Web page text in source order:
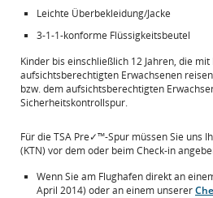
Leichte Überbekleidung/Jacke
3-1-1-konforme Flüssigkeitsbeutel
Kinder bis einschließlich 12 Jahren, die
aufsichtsberechtigten Erwachsenen
bzw. dem aufsichtsberechtigten
Sicherheitskontrollspur.
Für die TSA Pre✓™-Spur müssen Sie uns
(KTN) vor dem oder beim Check-in
Wenn Sie am Flughafen direkt an
April 2014) oder an einem unserer